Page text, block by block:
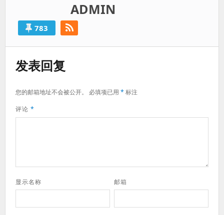
ADMIN
783
发表回复
您的邮箱地址不会被公开。 必填项已用 *标注
评论 *
显示名称 邮箱